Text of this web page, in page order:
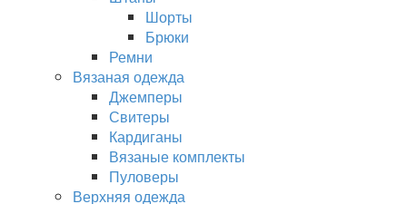
Шорты
Брюки
Ремни
Вязаная одежда
Джемперы
Свитеры
Кардиганы
Вязаные комплекты
Пуловеры
Верхняя одежда